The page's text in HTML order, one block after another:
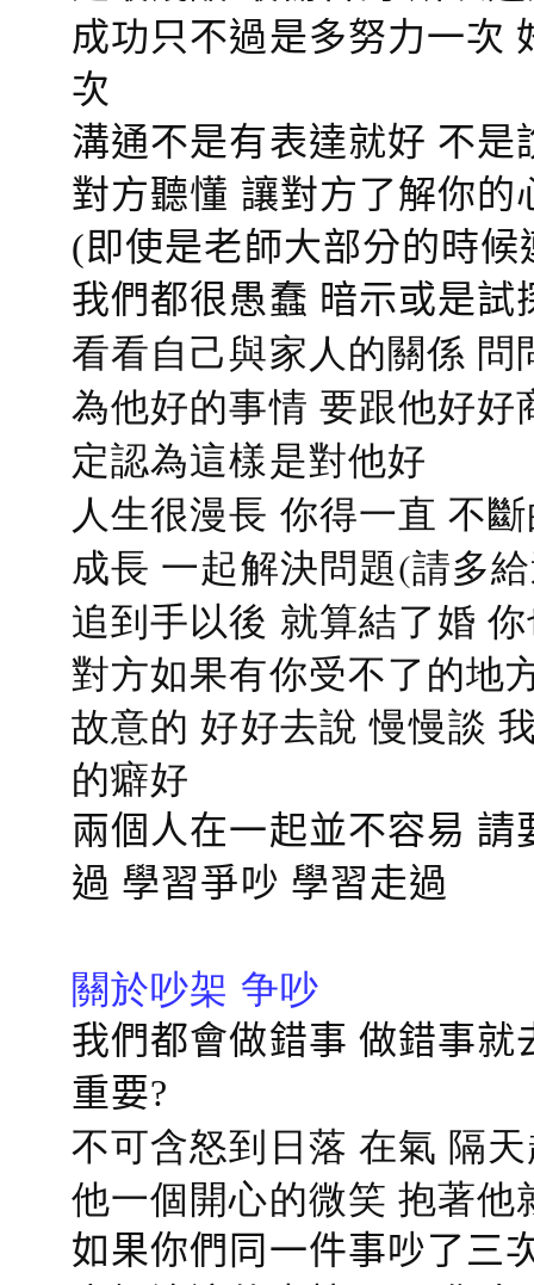
成功只不過是多努力一次
次
溝通不是有表達就好 不
對方聽懂 讓對方了解你
(即使是老師大部分的時候
我們都很愚蠢 暗示或是
看看自己與家人的關係
為他好的事情 要跟他好
定認為這樣是對他好
人生很漫長 你得一直 不
成長 一起解決問題(請多
追到手以後 就算結了婚
對方如果有你受不了的地
故意的 好好去說 慢慢談
的癖好
兩個人在一起並不容易
過 學習爭吵 學習走過
關於吵架 争吵
我們都會做錯事 做錯事
重要?
不可含怒到日落 在氣 隔
他一個開心的微笑 抱著他
如果你們同一件事吵了三